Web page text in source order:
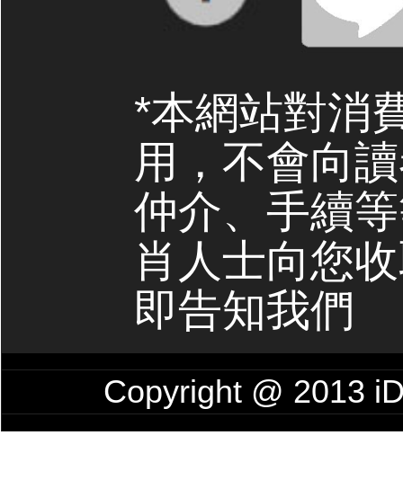
*本網站對消
用，不會向
仲介、手續
肖人士向您
即告知我們
Copyright @ 2013